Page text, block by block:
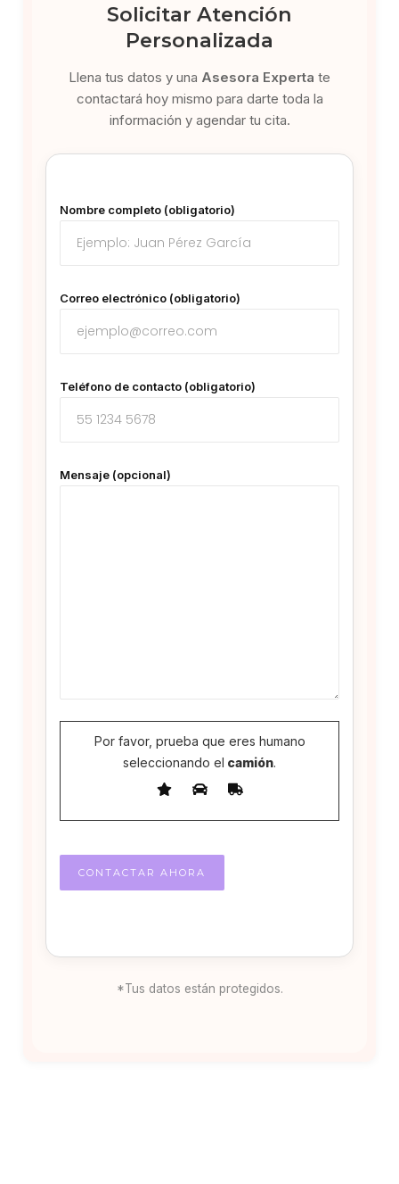
Solicitar Atención
Personalizada
Llena tus datos y una Asesora Experta te
contactará hoy mismo para darte toda la
información y agendar tu cita.
Nombre completo (obligatorio)
Correo electrónico (obligatorio)
Teléfono de contacto (obligatorio)
Mensaje (opcional)
Por favor, prueba que eres humano
seleccionando el camión.
*Tus datos están protegidos.